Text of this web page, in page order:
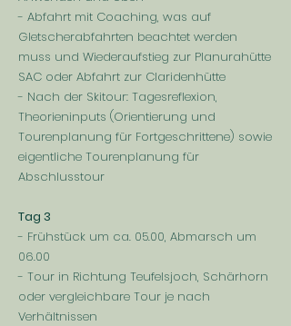
- Abfahrt mit Coaching, was auf
Gletscherabfahrten beachtet werden
muss und Wiederaufstieg zur Planurahütte
SAC oder Abfahrt zur Claridenhütte
- Nach der Skitour: Tagesreflexion,
Theorieninputs (Orientierung und
Tourenplanung für Fortgeschrittene) sowie
eigentliche Tourenplanung für
Abschlusstour
Tag 3
- Frühstück um ca. 05.00, Abmarsch um
06.00
- Tour in Richtung Teufelsjoch, Schärhorn
oder vergleichbare Tour je nach
Verhältnissen